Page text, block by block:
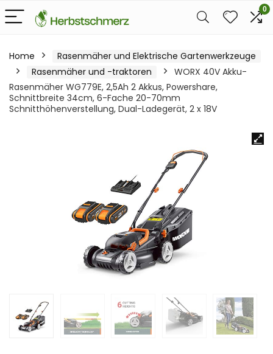
0
Home
Rasenmäher und Elektrische Gartenwerkzeuge
Rasenmäher und -traktoren
WORX 40V Akku-
Rasenmäher WG779E, 2,5Ah 2 Akkus, Powershare,
Schnittbreite 34cm, 6-Fache 20-70mm
Schnitthöhenverstellung, Dual-Ladegerät, 2 x 18V